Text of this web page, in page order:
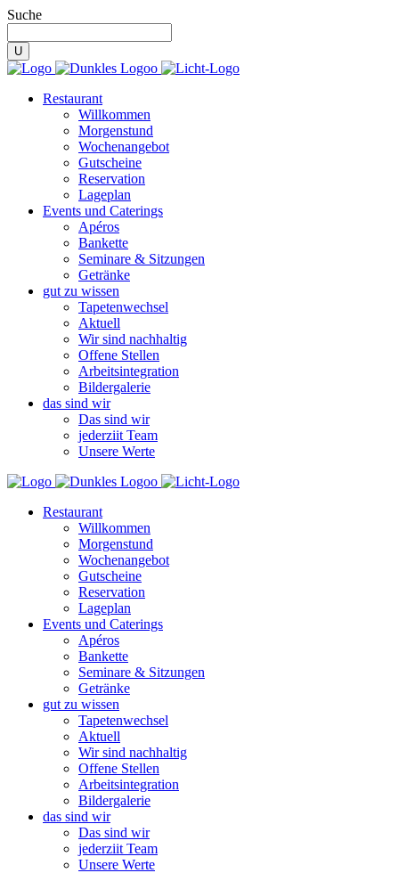
Suche
Restaurant
Willkommen
Morgenstund
Wochenangebot
Gutscheine
Reservation
Lageplan
Events und Caterings
Apéros
Bankette
Seminare & Sitzungen
Getränke
gut zu wissen
Tapetenwechsel
Aktuell
Wir sind nachhaltig
Offene Stellen
Arbeitsintegration
Bildergalerie
das sind wir
Das sind wir
jederziit Team
Unsere Werte
Restaurant
Willkommen
Morgenstund
Wochenangebot
Gutscheine
Reservation
Lageplan
Events und Caterings
Apéros
Bankette
Seminare & Sitzungen
Getränke
gut zu wissen
Tapetenwechsel
Aktuell
Wir sind nachhaltig
Offene Stellen
Arbeitsintegration
Bildergalerie
das sind wir
Das sind wir
jederziit Team
Unsere Werte